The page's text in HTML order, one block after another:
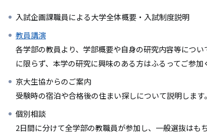
入試企画課職員による大学全体概要・入試制度説明
教員講演
各学部の教員より、学部概要や自身の研究内容等につ
に限らず、本学の研究に興味のある方はふるってご参加
京大生協からのご案内
受験時の宿泊や合格後の住まい探しについて説明します。
個別相談
2日間に分けて全学部の教職員が参加し、一般選抜はも